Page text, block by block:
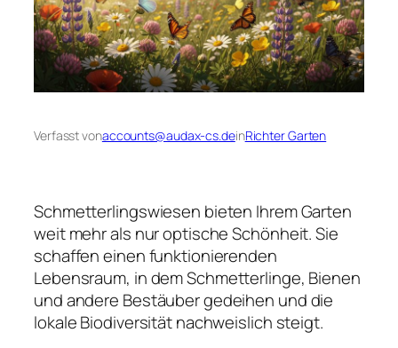
Verfasst vonaccounts@audax-cs.deinRichter Garten
Schmetterlingswiesen bieten Ihrem Garten
weit mehr als nur optische Schönheit. Sie
schaffen einen funktionierenden
Lebensraum, in dem Schmetterlinge, Bienen
und andere Bestäuber gedeihen und die
lokale Biodiversität nachweislich steigt.